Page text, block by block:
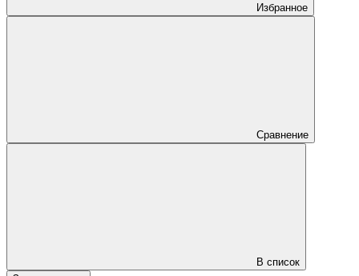
Избранное
Сравнение
В список